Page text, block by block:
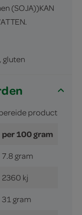
(SOJA))KAN
gluten
product
per 100 gram
7.8 gram
2360 kj
31 gram